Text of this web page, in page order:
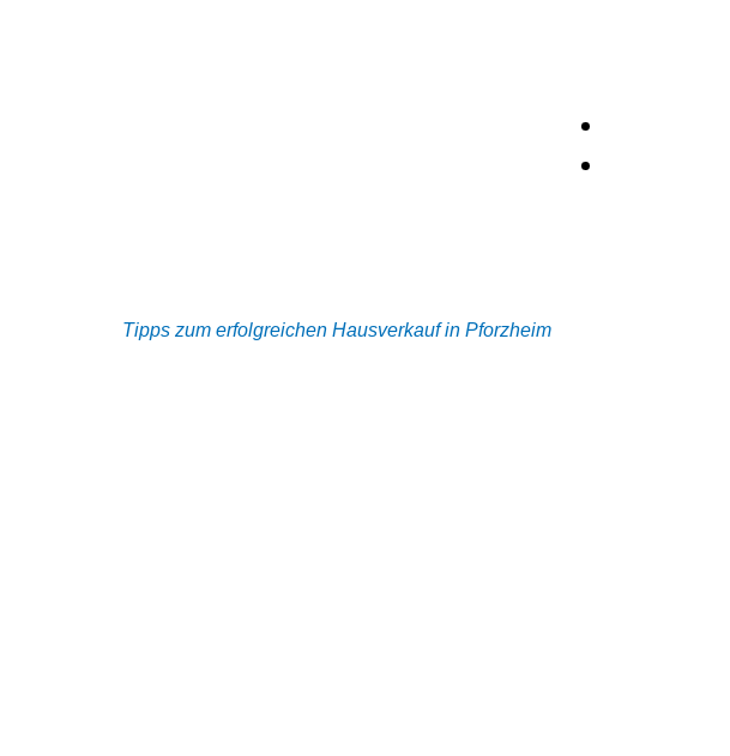
Tipps zum erfolgreichen Hausverkauf in Pforzheim